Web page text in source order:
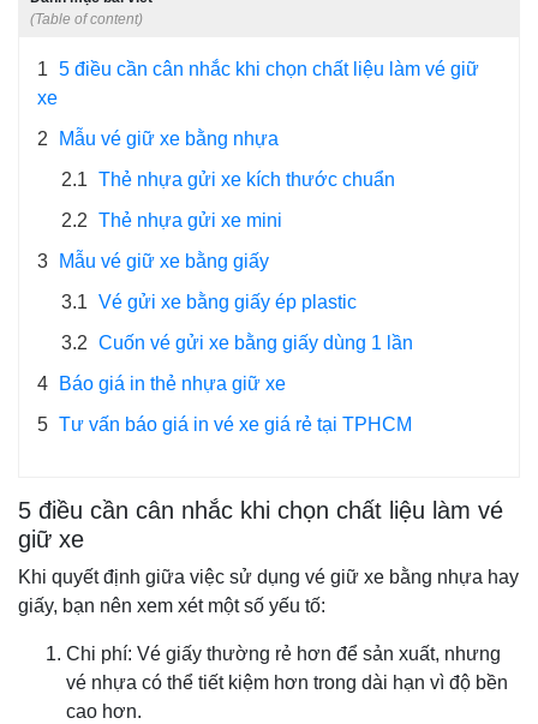
(Table of content)
1 5 điều cần cân nhắc khi chọn chất liệu làm vé giữ
xe
2
Mẫu vé giữ xe bằng nhựa
2.1 Thẻ nhựa gửi xe kích thước chuẩn
2.2 Thẻ nhựa gửi xe mini
3
Mẫu vé giữ xe bằng giấy
3.1 Vé gửi xe bằng giấy ép plastic
3.2 Cuốn vé gửi xe bằng giấy dùng 1 lần
4
Báo giá in thẻ nhựa giữ xe
5 Tư vấn báo giá in vé xe giá rẻ tại TPHCM
5 điều cần cân nhắc khi chọn chất liệu làm vé
giữ xe
Khi quyết định giữa việc sử dụng vé giữ xe bằng nhựa hay
giấy, bạn nên xem xét một số yếu tố:
Chi phí: Vé giấy thường rẻ hơn để sản xuất, nhưng
vé nhựa có thể tiết kiệm hơn trong dài hạn vì độ bền
cao hơn.